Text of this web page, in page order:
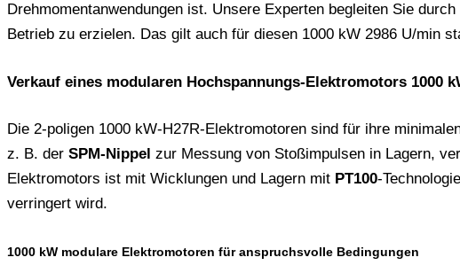
Drehmomentanwendungen ist. Unsere Experten begleiten Sie
Betrieb zu erzielen. Das gilt auch für diesen 1000 kW 2986 U/min
Verkauf eines modularen Hochspannungs-Elektromotors 1000
Die 2-poligen 1000 kW-H27R-Elektromotoren sind für ihre
z. B. der SPM-Nippel zur Messung von Stoßimpulsen in Lagern,
Elektromotors ist mit Wicklungen und Lagern mit PT100-
verringert wird.
1000 kW modulare Elektromotoren für anspruchsvolle Bedingungen